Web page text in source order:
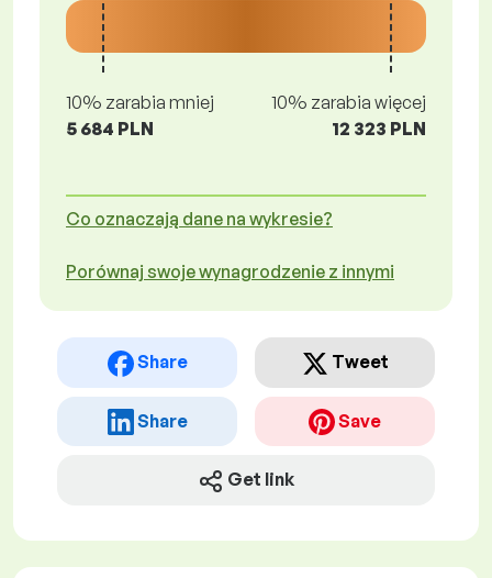
10% zarabia mniej
5 684 PLN
10% zarabia więcej
12 323 PLN
Co oznaczają dane na wykresie?
Porównaj swoje wynagrodzenie z innymi
Share Tweet
Share Save
Get link